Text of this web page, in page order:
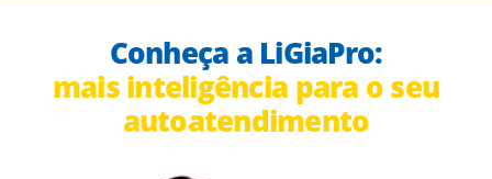
Conheça a LiGiaPro:
mais inteligência para o seu
autoatendimento